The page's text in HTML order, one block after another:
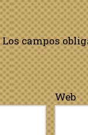
Los campos
Web